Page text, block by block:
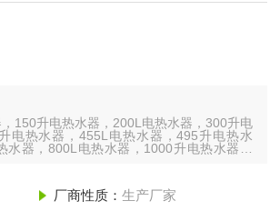
150升电热水器，200L电热水器，300升电
电热水器，455L电热水器，495升电热水
器，800L电热水器，1000升电热水器，
厂商性质： 生产厂家